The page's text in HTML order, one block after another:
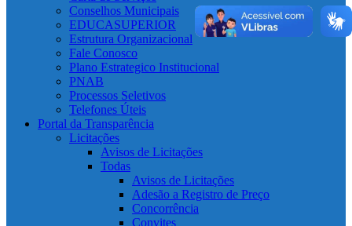
Conselhos Municipais
EDUCASUPERIOR
Estrutura Organizacional
Fale Conosco
Plano Estrategico Institucional
PNAB
Processos Seletivos
Telefones Úteis
Portal da Transparência
Licitações
Avisos de Licitações
Todas
Avisos de Licitações
Adesão a Registro de Preço
Concorrência
Convites